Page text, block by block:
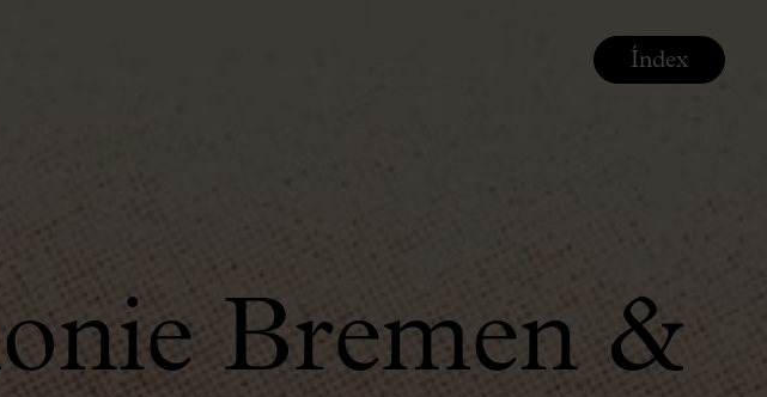
Bremen &
Índex